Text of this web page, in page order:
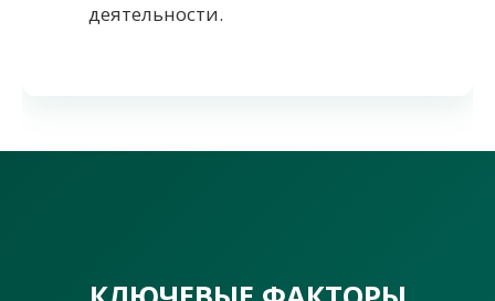
деятельности.